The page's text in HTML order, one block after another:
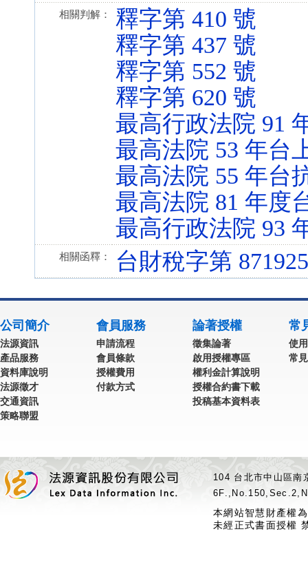
相關判解：
釋字第 410 號
釋字第 437 號
釋字第 552 號
釋字第 620 號
最高行政法院 91
最高法院 53 年台
最高法院 55 年台
最高法院 81 年度
最高行政法院 93
相關函釋： 台財稅字第
公司簡介
法源資訊
產品服務
資料庫說明
法源徵才
交通資訊
策略聯盟
會員服務
申請流程
會員條款
授權費用
付款方式
論著授權
徵集論著
啟用授權專區
權利金計算說明
授權合約書下載
投稿基本資料表
常
使
常
104 台北市中山區
本網站智慧財產權
未經正式書面授權